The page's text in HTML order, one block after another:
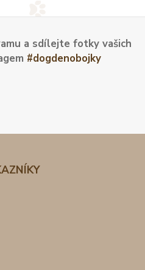
a sdílejte fotky vašich
#dogdenobojky